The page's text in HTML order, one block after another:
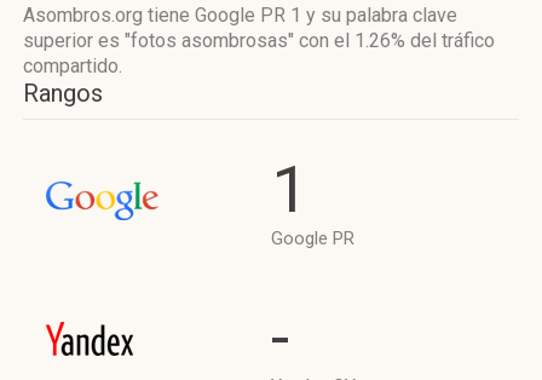
Asombros.org tiene Google PR 1 y su palabra clave
superior es "fotos asombrosas" con el 1.26% del tráfico
compartido.
Rangos
1
Google PR
-